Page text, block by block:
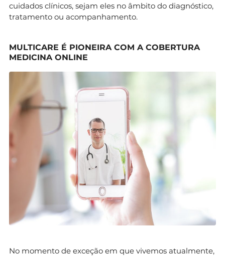
cuidados clínicos, sejam eles no âmbito do diagnóstico,
tratamento ou acompanhamento.
MULTICARE É PIONEIRA COM A COBERTURA
MEDICINA ONLINE
No momento de exceção em que vivemos atualmente,